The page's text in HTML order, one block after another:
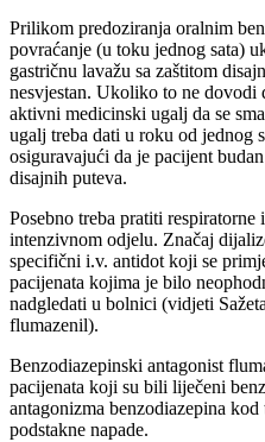
Prilikom predoziranja oralnim
povraćanje (u toku jednog sata)
gastričnu lavažu sa zaštitom
nesvjestan. Ukoliko to ne dovodi
aktivni medicinski ugalj da se
ugalj treba dati u roku od jednog
osiguravajući da je pacijent
disajnih puteva.
Posebno treba pratiti
intenzivnom odjelu. Značaj
specifični i.v. antidot koji se
pacijenata kojima je bilo
nadgledati u bolnici (vidjeti
flumazenil).
Benzodiazepinski antagonist
pacijenata koji su bili liječeni
antagonizma benzodiazepina
podstakne napade.